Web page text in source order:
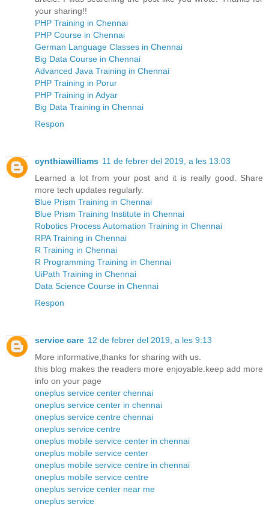
your sharing!!
PHP Training in Chennai
PHP Course in Chennai
German Language Classes in Chennai
Big Data Course in Chennai
Advanced Java Training in Chennai
PHP Training in Porur
PHP Training in Adyar
Big Data Training in Chennai
Respon
cynthiawilliams 11 de febrer del 2019, a les 13:03
Learned a lot from your post and it is really good. Share
more tech updates regularly.
Blue Prism Training in Chennai
Blue Prism Training Institute in Chennai
Robotics Process Automation Training in Chennai
RPA Training in Chennai
R Training in Chennai
R Programming Training in Chennai
UiPath Training in Chennai
Data Science Course in Chennai
Respon
service care 12 de febrer del 2019, a les 9:13
More informative,thanks for sharing with us.
this blog makes the readers more enjoyable.keep add more
info on your page
oneplus service center chennai
oneplus service center in chennai
oneplus service centre chennai
oneplus service centre
oneplus mobile service center in chennai
oneplus mobile service center
oneplus mobile service centre in chennai
oneplus mobile service centre
oneplus service center near me
oneplus service